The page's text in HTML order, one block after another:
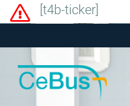
[t4b-ticker]